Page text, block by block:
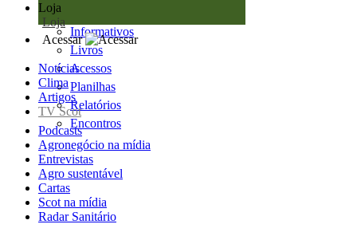
Loja
Loja
Informativos
Livros
Acessos
Planilhas
Relatórios
Encontros
Acessar
Notícias
Clima
Artigos
TV Scot
Podcasts
Agronegócio na mídia
Entrevistas
Agro sustentável
Cartas
Scot na mídia
Radar Sanitário